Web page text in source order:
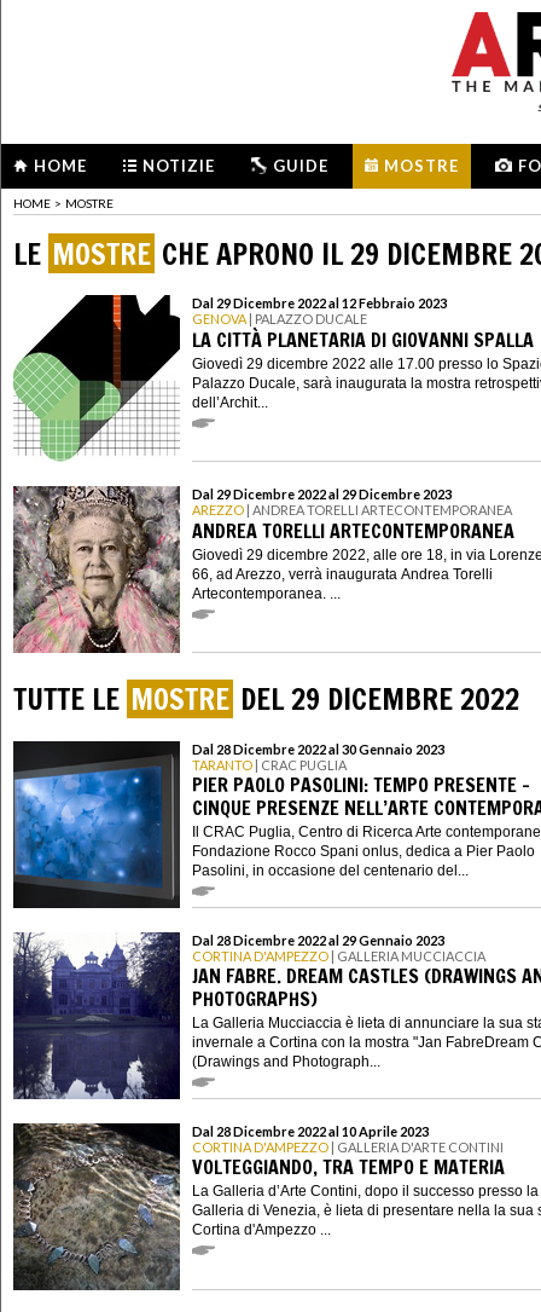
HOME NOTIZIE GUIDE MOSTRE
HOME > MOSTRE
LE MOSTRE CHE APRONO IL 29 DICEMBRE
Dal 29 Dicembre 2022 al 12 Febbraio 2023
GENOVA | PALAZZO DUCALE
LA CITTÀ PLANETARIA DI GIOVANNI SPALLA
Giovedì 29 dicembre 2022 alle 17.00 presso lo
Palazzo Ducale, sarà inaugurata la mostra
dell’Archit...
Dal 29 Dicembre 2022 al 29 Dicembre 2023
AREZZO | ANDREA TORELLI ARTECONTEMPORANEA
ANDREA TORELLI ARTECONTEMPORANEA
Giovedì 29 dicembre 2022, alle ore 18, in via
66, ad Arezzo, verrà inaugurata Andrea Torelli
Artecontemporanea. ...
TUTTE LE MOSTRE DEL 29 DICEMBRE 2022
Dal 28 Dicembre 2022 al 30 Gennaio 2023
TARANTO | CRAC PUGLIA
PIER PAOLO PASOLINI: TEMPO PRESENTE -
CINQUE PRESENZE NELL’ARTE
Il CRAC Puglia, Centro di Ricerca Arte
Fondazione Rocco Spani onlus, dedica a Pier Paolo
Pasolini, in occasione del centenario del...
Dal 28 Dicembre 2022 al 29 Gennaio 2023
CORTINA D'AMPEZZO | GALLERIA MUCCIACCIA
JAN FABRE. DREAM CASTLES (DRAWINGS
PHOTOGRAPHS)
La Galleria Mucciaccia è lieta di annunciare la sua
invernale a Cortina con la mostra "Jan FabreDream
(Drawings and Photograph...
Dal 28 Dicembre 2022 al 10 Aprile 2023
CORTINA D'AMPEZZO | GALLERIA D'ARTE CONTINI
VOLTEGGIANDO, TRA TEMPO E MATERIA
La Galleria d’Arte Contini, dopo il successo presso la
Galleria di Venezia, è lieta di presentare nella la sua
Cortina d'Ampezzo ...